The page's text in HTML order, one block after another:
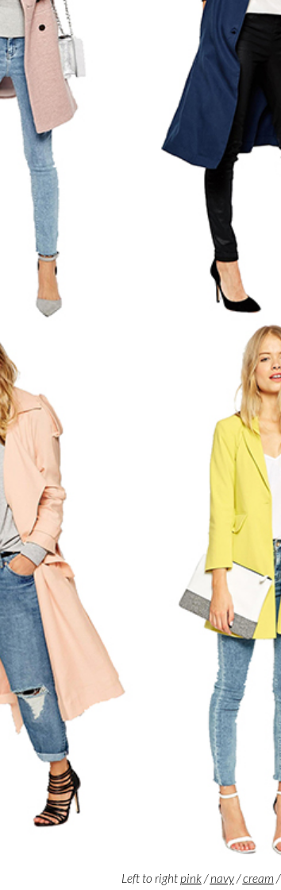
Left to rightpink/navy/cream /